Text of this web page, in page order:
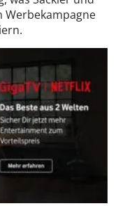
Werbekampagne